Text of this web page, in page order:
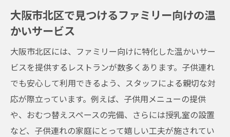
お子様の安全も考えた大阪市北区レストラ
ンの選び方
向けダイニング
子供連れでも安心して過ごせる椅子がある
お店
家族で楽しむ大阪市北区子供連れ対応レストラ
ンガイド
大阪市北区で見つけるファミリー向けの温
かいサービス
大阪市北区には、ファミリー向けに特化した温かいサー
ビスを提供するレストランが数多くあります。子供連れ
でも安心して利用できるよう、スタッフによる親切な対
応が際立っています。例えば、子供用メニューの提供
や、おむつ替えスペースの完備、さらには授乳室の設置
など、子供連れの家庭にとって嬉しい工夫が施されてい